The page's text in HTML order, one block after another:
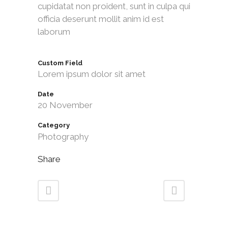
cupidatat non proident, sunt in culpa qui
officia deserunt mollit anim id est
laborum
Custom Field
Lorem ipsum dolor sit amet
Date
20 November
Category
Photography
Share